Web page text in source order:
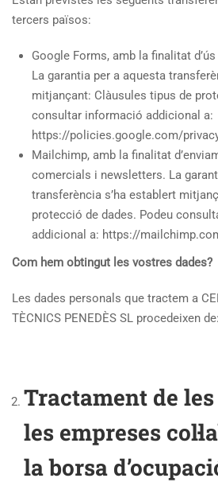
tercers països:
Google Forms, amb la finalitat
La garantia per a aquesta
mitjançant: Clàusules tipus de
consultar informació addicional a:
https://policies.google.com/
Mailchimp, amb la finalitat
comercials i newsletters. La
transferència s’ha establert
protecció de dades. Podeu
addicional a: https://
Com hem obtingut les vostres dades?
Les dades personals que tractem a
TÈCNICS PENEDÈS SL procedeixen
Tractament de les
les empreses
la borsa